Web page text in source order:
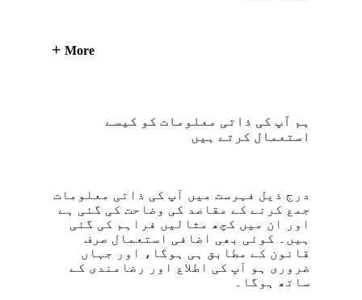
More
ہم آپ کی ذاتی معلومات کو کیسے
استعمال کرتے ہیں
درج ذیل فہرست میں آپ کی ذاتی معلومات
جمع کرنے کے مقاصد کی وضاحت کی گئی ہے
اور ان میں کچھ مثالیں فراہم کی گئی
ہیں۔ کوئی بھی اضافی استعمال صرف
قانون کے مطابق ہی ہوگا، اور جہاں
ضروری ہو آپ کی اطلاع اور رضامندی کے
ساتھ ہوگا۔